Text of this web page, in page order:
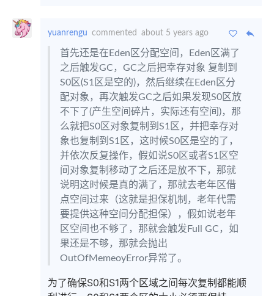
yuanrengu commented about 5 years ago
首先还是在Eden区分配空间，Eden区满了
之后触发GC，GC之后把幸存对象 复制到
S0区(S1区是空的)，然后继续在Eden区分
配对象，再次触发GC之后如果发现S0区放
不下了(产生空间碎片，实际还有空间)，那
么就把S0区对象复制到S1区，并把幸存对
象也复制到S1区，这时候S0区是空的了，
并依次反复操作，假如说S0区或者S1区空
间对象复制移动了之后还是放不下，那就
说明这时候是真的满了，那就去老年区借
点空间过来（这就是担保机制，老年代需
要提供这种空间分配担保），假如说老年
区空间也不够了，那就会触发Full GC，如
果还是不够，那就会抛出
OutOfMemeoyError异常了。
为了确保S0和S1两个区域之间每次复制都能顺